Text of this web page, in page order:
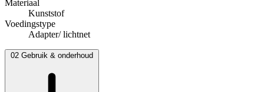
Materiaal
Kunststof
Voedingstype
Adapter/ lichtnet
02 Gebruik & onderhoud